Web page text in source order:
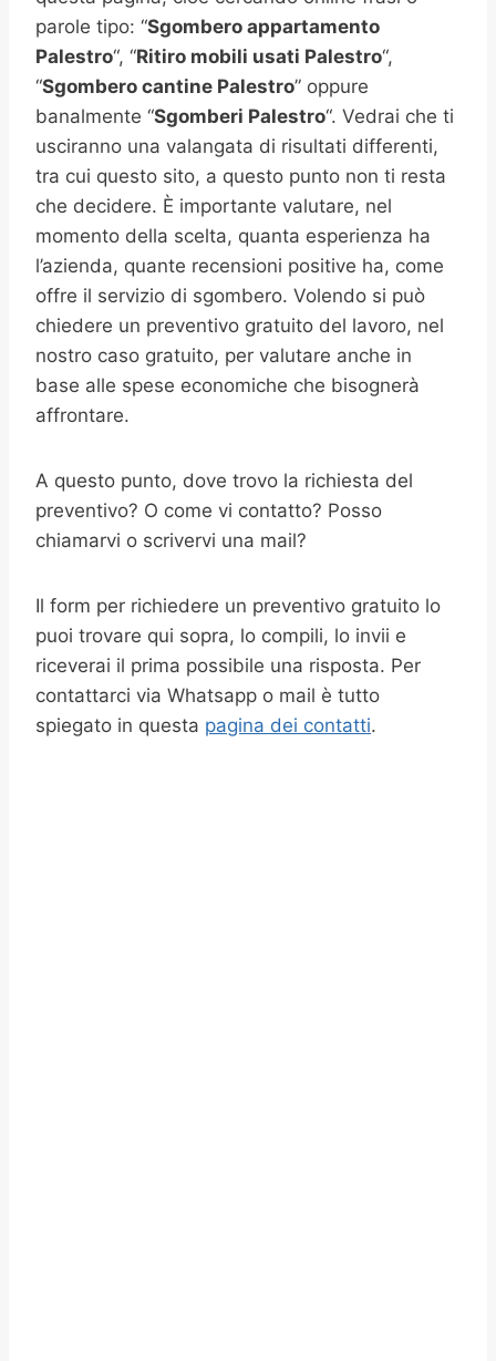
parole tipo: “Sgombero appartamento
Palestro“, “Ritiro mobili usati Palestro“,
“Sgombero cantine Palestro” oppure
banalmente “Sgomberi Palestro“. Vedrai che ti
usciranno una valangata di risultati differenti,
tra cui questo sito, a questo punto non ti resta
che decidere. È importante valutare, nel
momento della scelta, quanta esperienza ha
l’azienda, quante recensioni positive ha, come
offre il servizio di sgombero. Volendo si può
chiedere un preventivo gratuito del lavoro, nel
nostro caso gratuito, per valutare anche in
base alle spese economiche che bisognerà
affrontare.
A questo punto, dove trovo la richiesta del
preventivo? O come vi contatto? Posso
chiamarvi o scrivervi una mail?
Il form per richiedere un preventivo gratuito lo
puoi trovare qui sopra, lo compili, lo invii e
riceverai il prima possibile una risposta. Per
contattarci via Whatsapp o mail è tutto
spiegato in questa pagina dei contatti.